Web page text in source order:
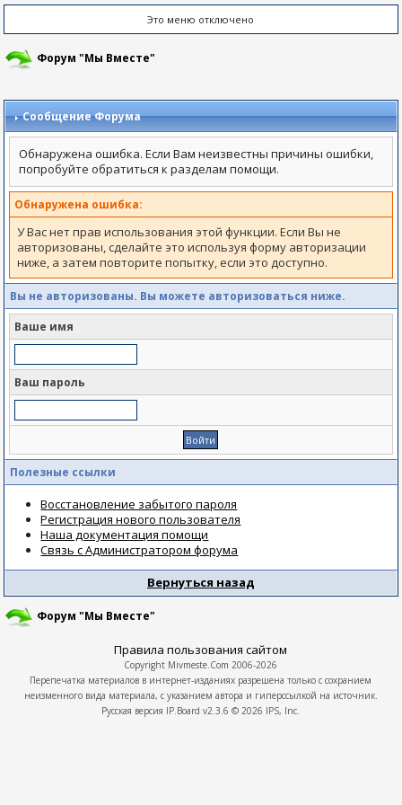
Это меню отключено
Форум "Мы Вместе"
Сообщение Форума
Обнаружена ошибка. Если Вам неизвестны причины ошибки,
попробуйте обратиться к разделам помощи.
Обнаружена ошибка:
У Вас нет прав использования этой функции. Если Вы не
авторизованы, сделайте это используя форму авторизации
ниже, а затем повторите попытку, если это доступно.
Вы не авторизованы. Вы можете авторизоваться ниже.
Ваше имя
Ваш пароль
Полезные ссылки
Восстановление забытого пароля
Регистрация нового пользователя
Наша документация помощи
Связь с Администратором форума
Вернуться назад
Форум "Мы Вместе"
Правила пользования сайтом
Copyright Mivmeste.Com 2006-2026
Перепечатка материалов в интернет-изданиях разрешена только с сохранием
неизменного вида материала, с указанием автора и гиперссылкой на источник.
Русская версия IP.Board v2.3.6 © 2026 IPS, Inc.